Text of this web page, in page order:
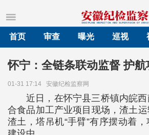
首页
审查 曝光 巡视
怀宁：全链条联动监督 护
01-31 17:14 安徽纪检监察网
近日，在怀宁县三桥镇内皖
合食品加工产业项目现场，渣土
渣土，塔吊机“手臂”有序摆动着